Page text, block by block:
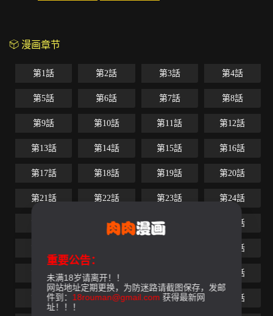
漫画章节
第1話 第2話 第3話 第4話
第5話 第6話 第7話 第8話
第9話 第10話 第11話 第12話
第13話 第14話 第15話 第16話
第17話 第18話 第19話 第20話
第21話 第22話 第23話 第24話
第26話 第27話 第28話
第32話
第33話 第34話 第36話
第37話 第38話 第39話 第40話
重要公告：
未满18岁请离开！！
网站地址定期更换，为防迷路请截图保存，发邮
件到： 18rouman@gmail.com 获得最新网
址！！！